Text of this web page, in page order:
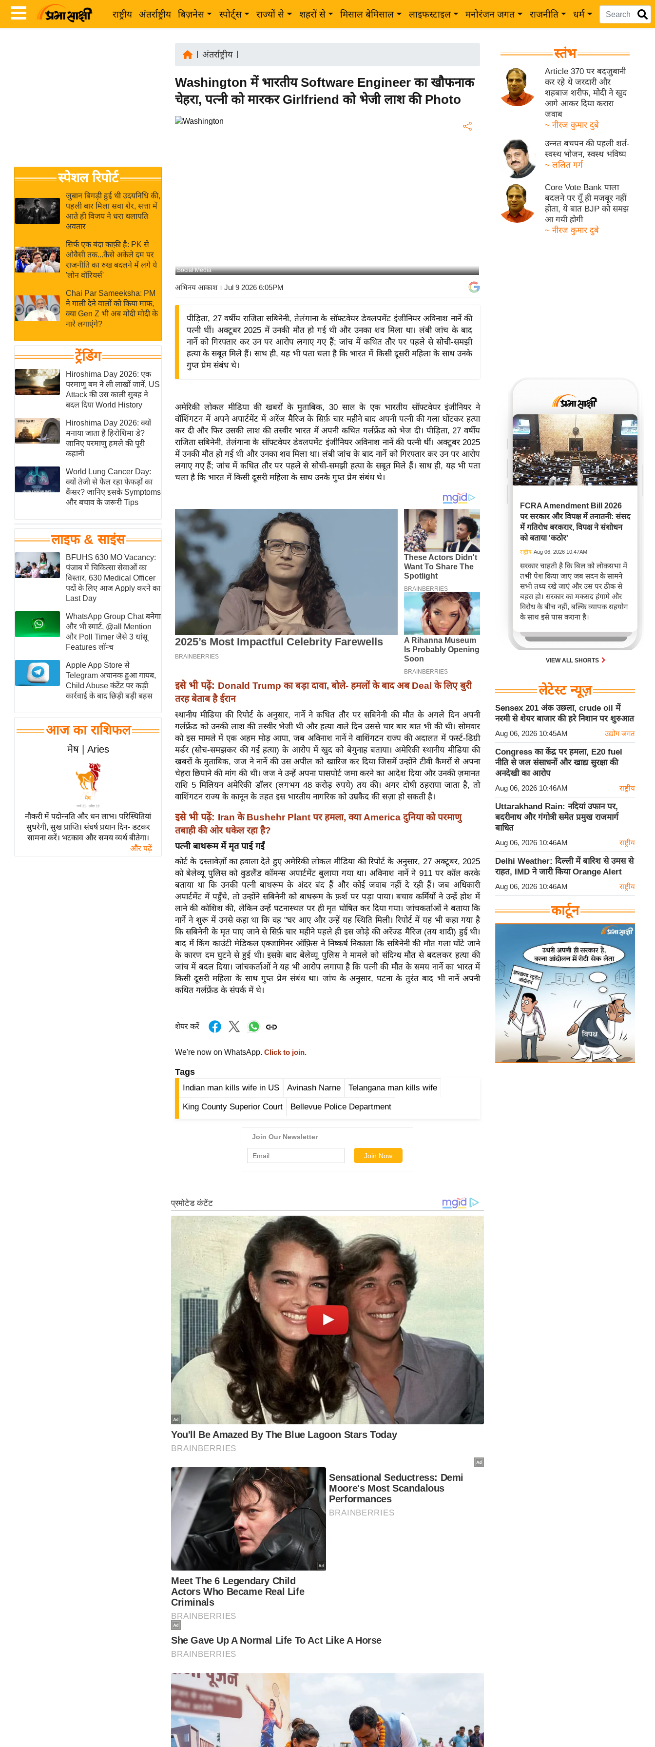
राष्ट्रीय अंतर्राष्ट्रीय बिज़नेस स्पोर्ट्स राज्यों से शहरों से मिसाल बेमिसाल लाइफस्टाइल मनोरंजन जगत राजनीति धर्म
Breaking
News in
Hindi
Hindi
Hindi
जगत
राय
बजट
क्रिकेट
IPL
ई-पेपर
मिसाल बेमिसाल
यंग इंडिया
साहित्य जगत
ऑटो वर्ल्ड
न्यूज ब्रीफ
बॉलीवुड
हॉलीवुड
फिल्म समीक्षा
Breaking
News
लाइफस्टाइल
टेक्नॉलॉजी
ब्यूटी/फैशन
घरेलू नुस्खे
पर्यटन स्थल
फिटनेस मंत्रा
रिलेशनशिप
विश्लेषण
समसामयिक
मातृभूमि
स्तंभ
एम.
चाय पर
समीक्षा
व्रत
त्योहार
स्पेशल रिपोर्ट
जुबान बिगड़ी हुई थी उदयनिधि की,
पहली बार मिला सवा शेर, सत्ता में
आते ही विजय ने धरा थलापति
अवतार
सिर्फ एक बंदा काफ़ी है: PK से
ओवैसी तक...कैसे अकेले दम पर
राजनीति का रुख बदलने में लगे ये
'लोन वॉरियर्स'
Chai Par Sameeksha: PM
ने गाली देने वालों को किया माफ,
क्या Gen Z भी अब मोदी मोदी के
नारे लगाएंगे?
ट्रेंडिंग
Hiroshima Day 2026: एक
परमाणु बम ने ली लाखों जानें, US
Attack की उस काली सुबह ने
बदल दिया World History
Hiroshima Day 2026: क्यों
मनाया जाता है हिरोशिमा डे?
जानिए परमाणु हमले की पूरी
कहानी
World Lung Cancer Day:
क्यों तेजी से फैल रहा फेफड़ों का
कैंसर? जानिए इसके Symptoms
और बचाव के जरूरी Tips
लाइफ & साइंस
BFUHS 630 MO Vacancy:
पंजाब में चिकित्सा सेवाओं का
विस्तार, 630 Medical Officer
पदों के लिए आज Apply करने का
Last Day
WhatsApp Group Chat बनेगा
और भी स्मार्ट, @all Mention
और Poll Timer जैसे 3 धांसू
Features लॉन्च
Apple App Store से
Telegram अचानक हुआ गायब,
Child Abuse कंटेंट पर कड़ी
कार्रवाई के बाद छिड़ी बड़ी बहस
आज का राशिफल
मेष | Aries
नौकरी में पदोन्नति और धन लाभ। परिस्थितियां
सुधरेगी, सुख प्राप्ति। संघर्ष प्रधान दिन- डटकर
सामना करें। भटकाव और समय व्यर्थ बीतेगा।
और पढ़ें
अंतर्राष्ट्रीय|
Washington में भारतीय Software Engineer का खौफनाक
चेहरा, पत्नी को मारकर Girlfriend को भेजी लाश की Photo
Social Media
अभिनय आकाश। Jul 9 2026 6:05PM
पीड़िता, 27 वर्षीय राजिता सबिनेनी, तेलंगाना के सॉफ्टवेयर डेवलपमेंट इंजीनियर अविनाश नार्ने की
पत्नी थीं। अक्टूबर 2025 में उनकी मौत हो गई थी और उनका शव मिला था। लंबी जांच के बाद
नार्ने को गिरफ्तार कर उन पर आरोप लगाए गए हैं; जांच में कथित तौर पर पहले से सोची-समझी
हत्या के सबूत मिले हैं। साथ ही, यह भी पता चला है कि भारत में किसी दूसरी महिला के साथ उनके
गुप्त प्रेम संबंध थे।
अमेरिकी लोकल मीडिया की खबरों के मुताबिक, 30 साल के एक भारतीय सॉफ्टवेयर इंजीनियर ने
वॉशिंगटन में अपने अपार्टमेंट में अरेंज मैरिज के सिर्फ़ चार महीने बाद अपनी पत्नी की गला घोंटकर हत्या
कर दी और फिर उसकी लाश की तस्वीर भारत में अपनी कथित गर्लफ्रेंड को भेज दी। पीड़िता, 27 वर्षीय
राजिता सबिनेनी, तेलंगाना के सॉफ्टवेयर डेवलपमेंट इंजीनियर अविनाश नार्ने की पत्नी थीं। अक्टूबर 2025
में उनकी मौत हो गई थी और उनका शव मिला था। लंबी जांच के बाद नार्ने को गिरफ्तार कर उन पर आरोप
लगाए गए हैं; जांच में कथित तौर पर पहले से सोची-समझी हत्या के सबूत मिले हैं। साथ ही, यह भी पता
चला है कि भारत में किसी दूसरी महिला के साथ उनके गुप्त प्रेम संबंध थे।
इसे भी पढ़ें: Donald Trump का बड़ा दावा, बोले- हमलों के बाद अब Deal के लिए बुरी
तरह बेताब है ईरान
स्थानीय मीडिया की रिपोर्ट के अनुसार, नार्ने ने कथित तौर पर सबिनेनी की मौत के अगले दिन अपनी
गर्लफ्रेंड को उनकी लाश की तस्वीर भेजी थी और हत्या वाले दिन उससे चार बार बात भी की थी। सोमवार
को इस मामले में एक अहम मोड़ आया, जब अविनाश नार्ने ने वाशिंगटन राज्य की अदालत में फर्स्ट-डिग्री
मर्डर (सोच-समझकर की गई हत्या) के आरोप में खुद को बेगुनाह बताया। अमेरिकी स्थानीय मीडिया की
खबरों के मुताबिक, जज ने नार्ने की उस अपील को खारिज कर दिया जिसमें उन्होंने टीवी कैमरों से अपना
चेहरा छिपाने की मांग की थी। जज ने उन्हें अपना पासपोर्ट जमा करने का आदेश दिया और उनकी ज़मानत
राशि 5 मिलियन अमेरिकी डॉलर (लगभग 48 करोड़ रुपये) तय की। अगर दोषी ठहराया जाता है, तो
वाशिंगटन राज्य के कानून के तहत इस भारतीय नागरिक को उम्रकैद की सज़ा हो सकती है।
इसे भी पढ़ें: Iran के Bushehr Plant पर हमला, क्या America दुनिया को परमाणु
तबाही की ओर धकेल रहा है?
पत्नी बाथरूम में मृत पाई गईं
कोर्ट के दस्तावेज़ों का हवाला देते हुए अमेरिकी लोकल मीडिया की रिपोर्ट के अनुसार, 27 अक्टूबर, 2025
को बेलेव्यू पुलिस को वुडलैंड कॉमन्स अपार्टमेंट बुलाया गया था। अविनाश नार्ने ने 911 पर कॉल करके
बताया था कि उनकी पत्नी बाथरूम के अंदर बंद हैं और कोई जवाब नहीं दे रही हैं। जब अधिकारी
अपार्टमेंट में पहुँचे, तो उन्होंने सबिनेनी को बाथरूम के फ़र्श पर पड़ा पाया। बचाव कर्मियों ने उन्हें होश में
लाने की कोशिश की, लेकिन उन्हें घटनास्थल पर ही मृत घोषित कर दिया गया। जांचकर्ताओं ने बताया कि
नार्ने ने शुरू में उनसे कहा था कि वह "घर आए और उन्हें यह स्थिति मिली। रिपोर्ट में यह भी कहा गया है
कि सबिनेनी के मृत पाए जाने से सिर्फ़ चार महीने पहले ही इस जोड़े की अरेंज्ड मैरिज (तय शादी) हुई थी।
बाद में किंग काउंटी मेडिकल एक्जामिनर ऑफ़िस ने निष्कर्ष निकाला कि सबिनेनी की मौत गला घोंटे जाने
के कारण दम घुटने से हुई थी। इसके बाद बेलेव्यू पुलिस ने मामले को संदिग्ध मौत से बदलकर हत्या की
जांच में बदल दिया। जांचकर्ताओं ने यह भी आरोप लगाया है कि पत्नी की मौत के समय नार्ने का भारत में
किसी दूसरी महिला के साथ गुप्त प्रेम संबंध था। जांच के अनुसार, घटना के तुरंत बाद भी नार्ने अपनी
कथित गर्लफ्रेंड के संपर्क में थे।
शेयर करें
We're now on WhatsApp. Click to join.
Tags
Indian man kills wife in US Avinash Narne Telangana man kills wife
King County Superior Court Bellevue Police Department
स्तंभ
Article 370 पर बदजुबानी
कर रहे थे जरदारी और
शहबाज शरीफ, मोदी ने खुद
आगे आकर दिया करारा
जवाब
~ नीरज कुमार दुबे
उन्नत बचपन की पहली शर्त-
स्वस्थ भोजन, स्वस्थ भविष्य
~ ललित गर्ग
Core Vote Bank पाला
बदलने पर यूँ ही मजबूर नहीं
होता, ये बात BJP को समझ
आ गयी होगी
~ नीरज कुमार दुबे
FCRA Amendment Bill 2026
पर सरकार और विपक्ष में तनातनी: संसद
में गतिरोध बरकरार, विपक्ष ने संशोधन
को बताया 'कठोर'
राष्ट्रीय Aug 06, 2026 10:47AM
सरकार चाहती है कि बिल को लोकसभा में
तभी पेश किया जाए जब सदन के सामने
सभी तथ्य रखे जाएं और उस पर ठीक से
बहस हो। सरकार का मकसद हंगामे और
विरोध के बीच नहीं, बल्कि व्यापक सहयोग
के साथ इसे पास कराना है।
VIEW ALL SHORTS
लेटेस्ट न्यूज़
Sensex 201 अंक उछला, crude oil में
नरमी से शेयर बाजार की हरे निशान पर शुरुआत
Aug 06, 2026 10:45AM उद्योग जगत
Congress का केंद्र पर हमला, E20 fuel
नीति से जल संसाधनों और खाद्य सुरक्षा की
अनदेखी का आरोप
Aug 06, 2026 10:46AM राष्ट्रीय
Uttarakhand Rain: नदियां उफान पर,
बदरीनाथ और गंगोत्री समेत प्रमुख राजमार्ग
बाधित
Aug 06, 2026 10:46AM राष्ट्रीय
Delhi Weather: दिल्ली में बारिश से उमस से
राहत, IMD ने जारी किया Orange Alert
Aug 06, 2026 10:46AM राष्ट्रीय
कार्टून